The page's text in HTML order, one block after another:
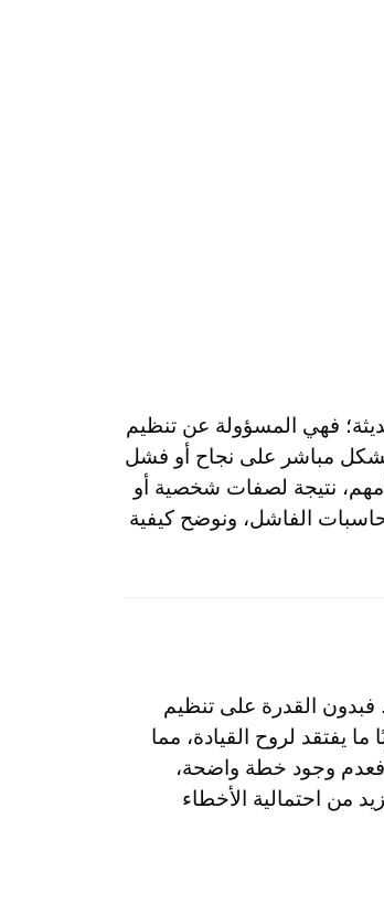
فهي المسؤولة عن تنظيم
بشكل مباشر على نجاح أو فشل
نتيجة لصفات شخصية أو
الفاشل، ونوضح كيفية
القدرة على تنظيم
يفتقد لروح القيادة، مما
فعدم وجود خطة واضحة،
من احتمالية الأخطاء